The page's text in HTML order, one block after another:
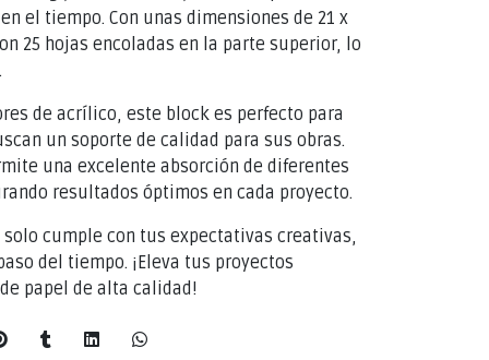
el tiempo. Con unas dimensiones de 21 x
25 hojas encoladas en la parte superior, lo
de acrílico, este block es perfecto para
un soporte de calidad para sus obras.
una excelente absorción de diferentes
resultados óptimos en cada proyecto.
cumple con tus expectativas creativas,
del tiempo. ¡Eleva tus proyectos
papel de alta calidad!